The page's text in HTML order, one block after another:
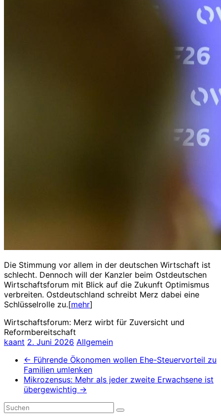
Die Stimmung vor allem in der deutschen Wirtschaft ist
schlecht. Dennoch will der Kanzler beim Ostdeutschen
Wirtschaftsforum mit Blick auf die Zukunft Optimismus
verbreiten. Ostdeutschland schreibt Merz dabei eine
Schlüsselrolle zu.[mehr]
Wirtschaftsforum: Merz wirbt für Zuversicht und
Reformbereitschaft
kaant 2. Juni 2026 Allgemein
← Führende Ökonomen wollen Ehe-Steuervorteil zu
Familien umlenken
Mikrozensus: Mehr als jeder zweite Erwachsene ist
übergewichtig →